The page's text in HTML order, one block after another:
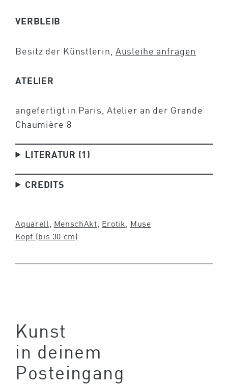
VERBLEIB
Besitz der Künstlerin, Ausleihe anfragen
ATELIER
angefertigt in Paris, Atelier an der Grande
Chaumière 8
LITERATUR (1)
CREDITS
Aquarell MenschAkt Erotik
Muse
Kopf (bis 30 cm)
Kunst
in deinem
Posteingang